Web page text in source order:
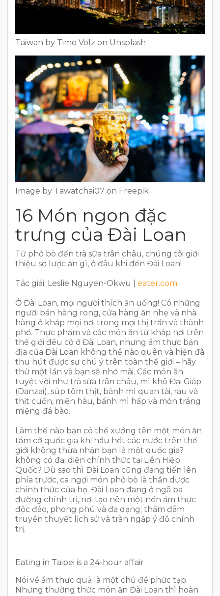
Taiwan by Timo Volz on Unsplash
Image by Tawatchai07 on Freepik
16 Món ngon đặc
trưng của Đài Loan
Từ phở bò đến trà sữa trân châu, chúng tôi giới
thiệu sơ lược ăn gì, ở đâu khi đến Đài Loan!
Tác giải: Leslie Nguyen-Okwu | eater.com
Ở Đài Loan, mọi người thích ăn uống! Có những
người bán hàng rong, cửa hàng ăn nhẹ và nhà
hàng ở khắp mọi nơi trong mọi thị trấn và thành
phố. Thực phẩm và các món ăn từ khắp nơi trên
thế giới đều có ở Đài Loan, nhưng ẩm thực bản
địa của Đài Loan không thể nào quên và hiện đã
thu hút được sự chú ý trên toàn thế giới – hãy
thử một lần và bạn sẽ nhớ mãi. Các món ăn
tuyệt vời như trà sữa trân châu, mì khô Đại Giáp
(Danzai), súp tôm thịt, bánh mì quan tài, rau và
thịt cuốn, miến hàu, bánh mì hấp và món tráng
miệng đá bào.
Làm thế nào bạn có thể xướng tên một món ăn
tầm cỡ quốc gia khi hầu hết các nước trên thế
giới không thừa nhận bạn là một quốc gia?
không có đại diện chính thức tại Liên Hiệp
Quốc? Dù sao thì Đài Loan cũng đang tiến lên
phía trước, ca ngợi món phở bò là thần dược
chính thức của họ. Đài Loan đang ở ngã ba
đường chính trị, nơi tạo nên một nền ẩm thực
độc đáo, phong phú và đa dạng; thấm đẫm
truyền thuyết lịch sử và tràn ngập ý đồ chính
trị.
Eating in Taipei is a 24-hour affair
Nói về ẩm thực quả là một chủ đề phức tạp.
Nhưng thưởng thức món ăn Đài Loan thì hoàn